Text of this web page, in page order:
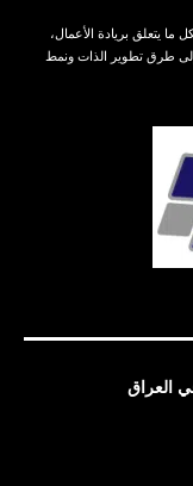
يتعلق بريادة الأعمال،
إلى طرق تطوير الذات ونمط
العراق